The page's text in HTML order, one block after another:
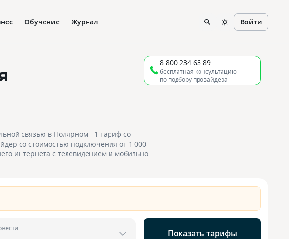
Обучение Журнал Войти
связью в Полярном - 1 тариф со
со стоимостью подключения от 1 000
интернета с телевидением и мобильной
8 800 234 63 89
бесплатная консультацию
по подбору провайдера
Показать тарифы